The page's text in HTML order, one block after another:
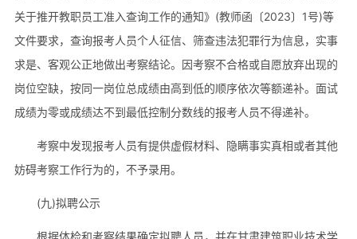
关于推开教职员工准入查询工作的通知》(教师函〔2023〕1号)等
文件要求，查询报考人员个人征信、筛查违法犯罪行为信息，实事
求是、客观公正地做出考察结论。因考察不合格或自愿放弃出现的
岗位空缺，按同一岗位总成绩由高到低的顺序依次等额递补。面试
成绩为零或成绩达不到最低控制分数线的报考人员不得递补。
考察中发现报考人员有提供虚假材料、隐瞒事实真相或者其他
妨碍考察工作行为的，不予录用。
(九)拟聘公示
根据体检和考察结果确定拟聘人员，并在甘肃建筑职业技术学